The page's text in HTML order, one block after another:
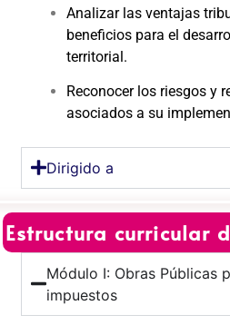
Analizar las ventajas
beneficios para el
territorial.
Reconocer los riesgos y
asociados a su
Dirigido a
Estructura curricular
Módulo I: Obras Públicas
impuestos